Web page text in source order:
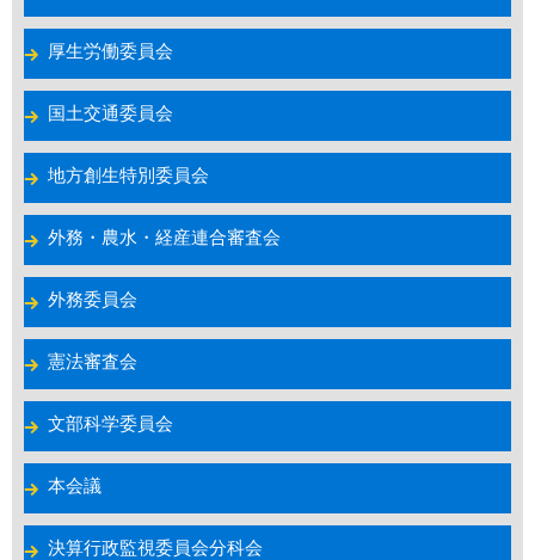
厚生労働委員会
国土交通委員会
地方創生特別委員会
外務・農水・経産連合審査会
外務委員会
憲法審査会
文部科学委員会
本会議
決算行政監視委員会分科会